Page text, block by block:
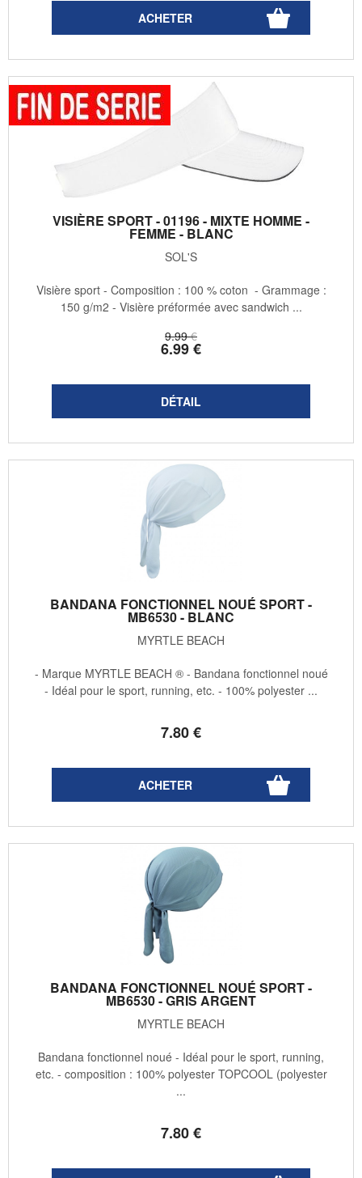
VISIÈRE SPORT - 01196 - MIXTE HOMME -
FEMME - BLANC
SOL'S
9.99 €
6.99€
Visière sport - Composition : 100 % coton - Grammage :
150 g/m2 - Visière préformée avec sandwich ...
BANDANA FONCTIONNEL NOUÉ SPORT -
MB6530 - BLANC
MYRTLE BEACH
7.80€
- Marque MYRTLE BEACH ® - Bandana fonctionnel noué
- Idéal pour le sport, running, etc. - 100% polyester ...
BANDANA FONCTIONNEL NOUÉ SPORT -
MB6530 - GRIS ARGENT
MYRTLE BEACH
7.80€
Bandana fonctionnel noué - Idéal pour le sport, running,
etc. - composition : 100% polyester TOPCOOL (polyester
...